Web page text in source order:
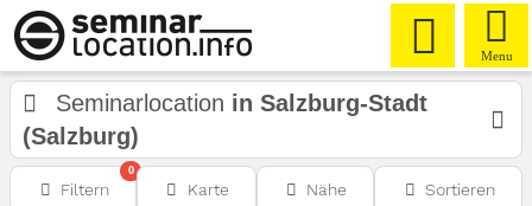
Menu
Seminarlocation in Salzburg-Stadt
(Salzburg)
Filtern
0
Karte Nähe Sortieren